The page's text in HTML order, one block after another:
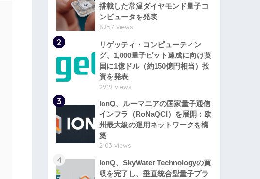
搭載した常温ダイヤモンド量子コ
ンピュータを発表
8957 views
2
リゲッティ・コンピューティン
グ、1,000量子ビット達成に向け英
国に1億ドル（約150億円相当）投
資を発表
2919 views
3
IonQ、ルーマニアの国家量子通信
インフラ（RoNaQCI）を展開：欧
州最大級の運用ネットワークを構
築
2103 views
4
IonQ、SkyWater Technologyの買
収を完了し、垂直統合型量子プラ